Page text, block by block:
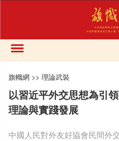
旗幟網 >>理論武裝
以習近平外交思想為引
理論與實踐發展
中國人民對外友好協會民間外